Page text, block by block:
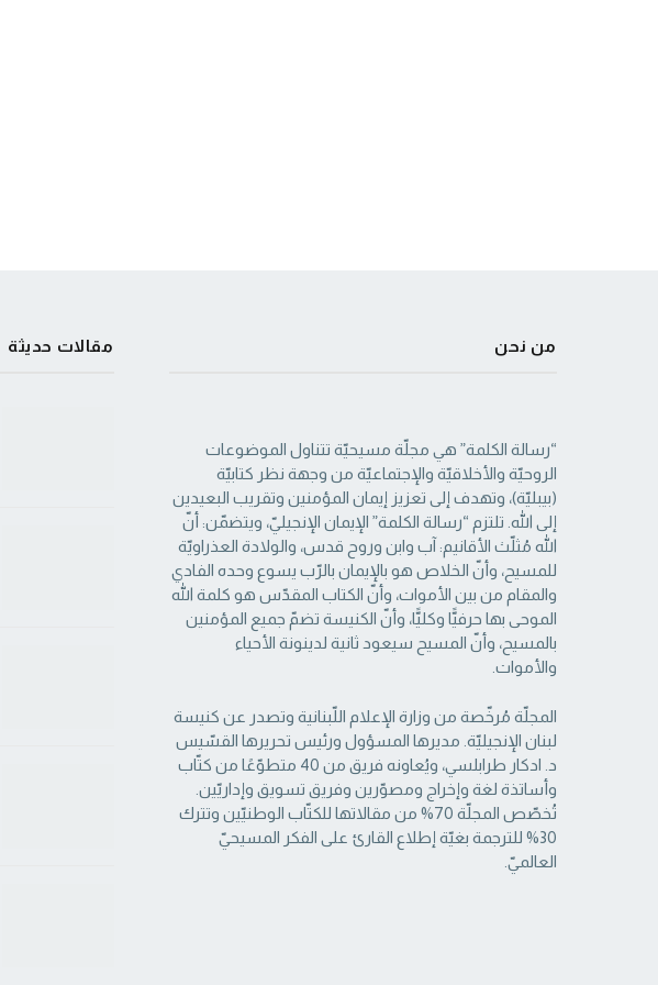
من نحن
“رسالة الكلمة” هي مجلّة مسيحيّة تتناول الموضوعات
الروحيّة والأخلاقيّة والإجتماعيّة من ‏وجهة نظر كتابيّة
(بيبليّة)، وتهدف إلى تعزيز إيمان المؤمنين وتقريب البعيدين
إلى الله. تلتزم “رسالة ‏الكلمة” الإيمان الإنجيليّ، ويتضمّن: أنّ
الله مُثلّث الأقانيم: آب وابن وروح قدس، والولادة العذراويّة
‏للمسيح، وأنّ الخلاص هو بالإيمان بالرّب يسوع وحده الفادي
والمقام من بين الأموات، وأنّ الكتاب ‏المقدّس هو كلمة الله
الموحى بها حرفيًّا وكليًّا، وأنّ الكنيسة تضمّ جميع المؤمنين
بالمسيح، وأنّ المسيح ‏سيعود ثانية لدينونة الأحياء
والأموات. ‏
المجلّة مُرخّصة من وزارة الإعلام اللّبنانية وتصدر عن كنيسة
لبنان الإنجيليّة. مديرها المسؤول ‏ورئيس تحريرها القسّيس
د. ادكار طرابلسي، ويُعاونه فريق من 40 متطوّعًا من كتّاب
وأساتذة لغة ‏وإخراج ومصوّرين وفريق تسويق وإداريّين.
تُخصّص المجلّة 70% من مقالاتها للكتّاب الوطنيّين ‏وتترك
30% للترجمة بغيّة إطلاع القارئ على الفكر المسيحيّ
العالميّ.‏
مقالات حديثة